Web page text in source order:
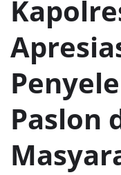
Paslon